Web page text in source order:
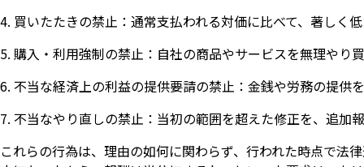
買いたたきの禁止：通常支払われる対価に比べて、著しく
購入・利用強制の禁止：自社の商品やサービスを無理やり
不当な経済上の利益の提供要請の禁止：金銭や労務の提供
不当なやり直しの禁止：当初の範囲を超えた修正を、追加
これらの行為は、理由の如何に関わらず、行われた時点で法